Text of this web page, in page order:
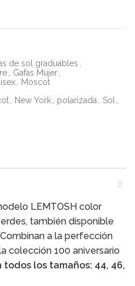
de sol graduables
Gafas Mujer
Moscot
New York polarizada Sol
LEMTOSH color
también disponible
a la perfección
colección 100 aniversario
todos los tamaños: 44, 46,